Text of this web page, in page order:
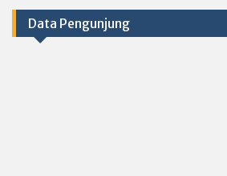
Data Pengunjung